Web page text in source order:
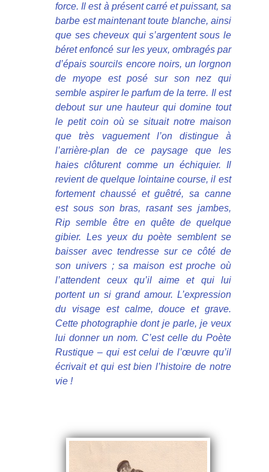
force. Il est à présent carré et puissant, sa
barbe est maintenant toute blanche, ainsi
que ses cheveux qui s’argentent sous le
béret enfoncé sur les yeux, ombragés par
d’épais sourcils encore noirs, un lorgnon
de myope est posé sur son nez qui
semble aspirer le parfum de la terre. Il est
debout sur une hauteur qui domine tout
le petit coin où se situait notre maison
que très vaguement l’on distingue à
l’arrière-plan de ce paysage que les
haies clôturent comme un échiquier. Il
revient de quelque lointaine course, il est
fortement chaussé et guêtré, sa canne
est sous son bras, rasant ses jambes,
Rip semble être en quête de quelque
gibier. Les yeux du poète semblent se
baisser avec tendresse sur ce côté de
son univers ; sa maison est proche où
l’attendent ceux qu’il aime et qui lui
portent un si grand amour. L’expression
du visage est calme, douce et grave.
Cette photographie dont je parle, je veux
lui donner un nom. C’est celle du Poète
Rustique – qui est celui de l’œuvre qu’il
écrivait et qui est bien l’histoire de notre
vie !